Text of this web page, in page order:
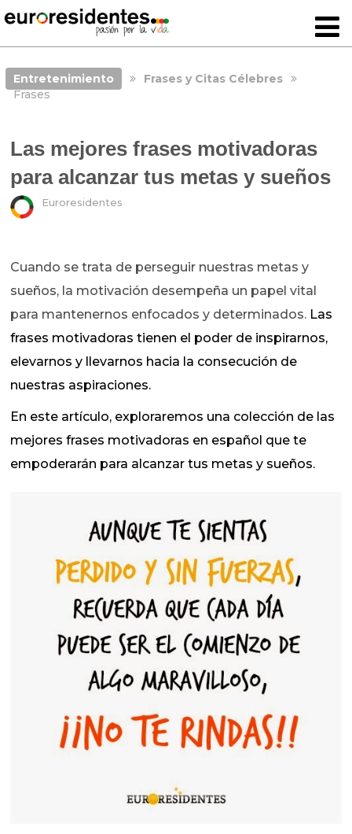
Entretenimiento
Frases y Citas Célebres
Frases
Las mejores frases motivadoras
para alcanzar tus metas y sueños
Euroresidentes
Cuando se trata de perseguir nuestras metas y
sueños, la motivación desempeña un papel vital
para mantenernos enfocados y determinados. Las
frases motivadoras tienen el poder de inspirarnos,
elevarnos y llevarnos hacia la consecución de
nuestras aspiraciones.
En este artículo, exploraremos una colección de las
mejores frases motivadoras en español que te
empoderarán para alcanzar tus metas y sueños.